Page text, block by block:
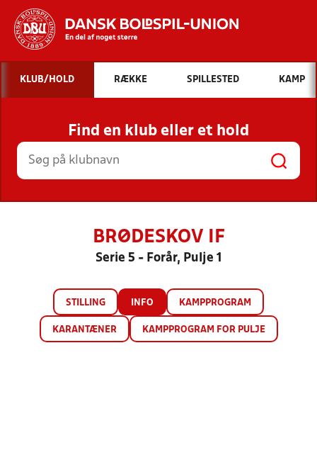
Hvad vil du søge efter?
INDHOLD OG NYHEDER
STILLINGER, RESULTATER, KLUBBER OG
HOLD
KLUB/HOLD RÆKKE SPILLESTED KAMP
Find en klub eller et hold
BRØDESKOV IF
Serie 5 - Forår, Pulje 1
STILLING INFO KAMPPROGRAM
KARANTÆNER KAMPPROGRAM FOR PULJE